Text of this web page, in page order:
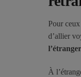
Pour
d’allier
l’étranger
À